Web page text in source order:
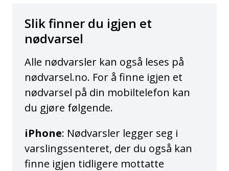
Slik finner du igjen et
nødvarsel
Alle nødvarsler kan også leses på
nødvarsel.no. For å finne igjen et
nødvarsel på din mobiltelefon kan
du gjøre følgende.
iPhone: Nødvarsler legger seg i
varslingssenteret, der du også kan
finne igjen tidligere mottatte